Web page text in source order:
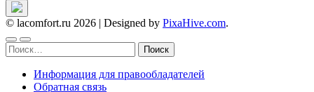
© lacomfort.ru 2026 | Designed by PixaHive.com.
Найти:
Информация для правообладателей
Обратная связь